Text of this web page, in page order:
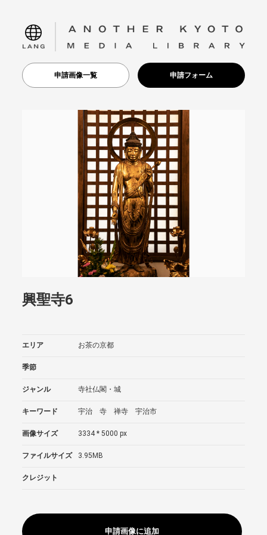
language
申請画像一覧 申請フォーム
興聖寺6
エリア お茶の京都
季節
ジャンル 寺社仏閣・城
キーワード 宇治 寺 禅寺 宇治市
画像サイズ 3334 * 5000 px
ファイルサイズ 3.95MB
クレジット
申請画像に追加